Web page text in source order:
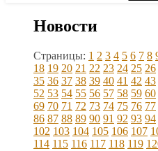
Новости
Страницы: 1 2 3 4 5 6 7 8
18 19 20 21 22 23 24 25 26
35 36 37 38 39 40 41 42 43
52 53 54 55 56 57 58 59 60
69 70 71 72 73 74 75 76 77
86 87 88 89 90 91 92 93 94
102 103 104 105 106 107
114 115 116 117 118 119